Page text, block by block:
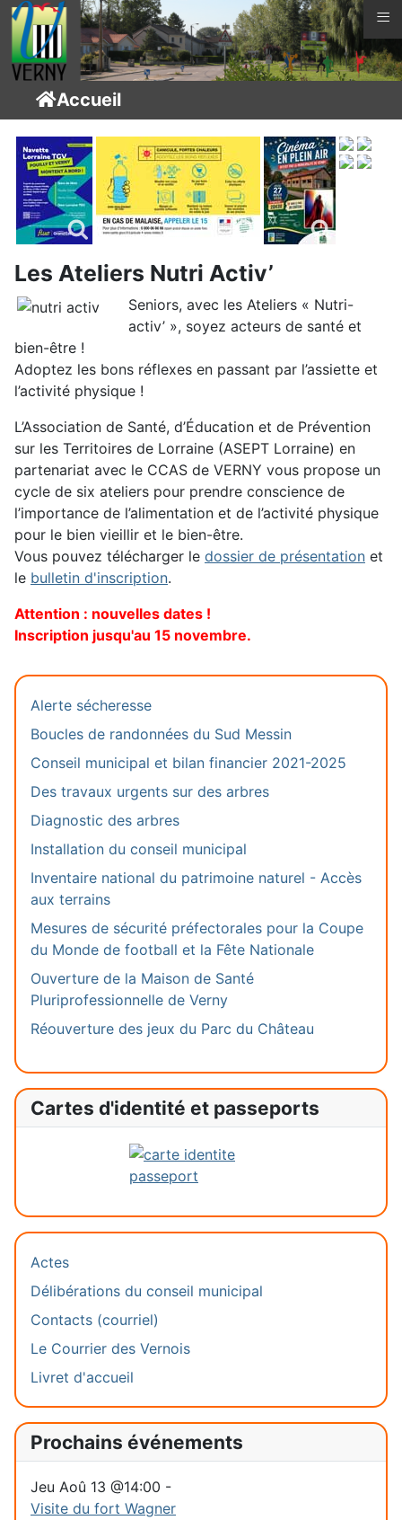
Les Ateliers Nutri Activ’
Seniors, avec les Ateliers « Nutri-
activ’ », soyez acteurs de santé et
bien-être !
Adoptez les bons réflexes en passant par l’assiette et
l’activité physique !
L’Association de Santé, d’Éducation et de Prévention
sur les Territoires de Lorraine (ASEPT Lorraine) en
partenariat avec le CCAS de VERNY vous propose un
cycle de six ateliers pour prendre conscience de
l’importance de l’alimentation et de l’activité physique
pour le bien vieillir et le bien-être.
Vous pouvez télécharger le dossier de présentation et
le bulletin d'inscription.
Attention : nouvelles dates !
Inscription jusqu'au 15 novembre.
Alerte sécheresse
Boucles de randonnées du Sud Messin
Conseil municipal et bilan financier 2021-2025
Des travaux urgents sur des arbres
Diagnostic des arbres
Installation du conseil municipal
Inventaire national du patrimoine naturel - Accès
aux terrains
Mesures de sécurité préfectorales pour la Coupe
du Monde de football et la Fête Nationale
Ouverture de la Maison de Santé
Pluriprofessionnelle de Verny
Réouverture des jeux du Parc du Château
Cartes d'identité et passeports
Actes
Délibérations du conseil municipal
Contacts (courriel)
Le Courrier des Vernois
Livret d'accueil
Prochains événements
Jeu Aoû 13 @14:00 -
Visite du fort Wagner
Accueil
≡